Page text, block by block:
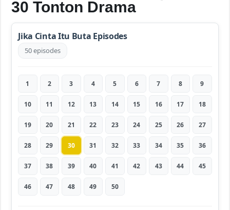
30 Tonton Drama
Jika Cinta Itu Buta Episodes
50 episodes
1 2 3 4 5 6 7 8 9
10 11 12 13 14 15 16 17 18
19 20 21 22 23 24 25 26 27
28 29 30 31 32 33 34 35 36
37 38 39 40 41 42 43 44 45
46 47 48 49 50